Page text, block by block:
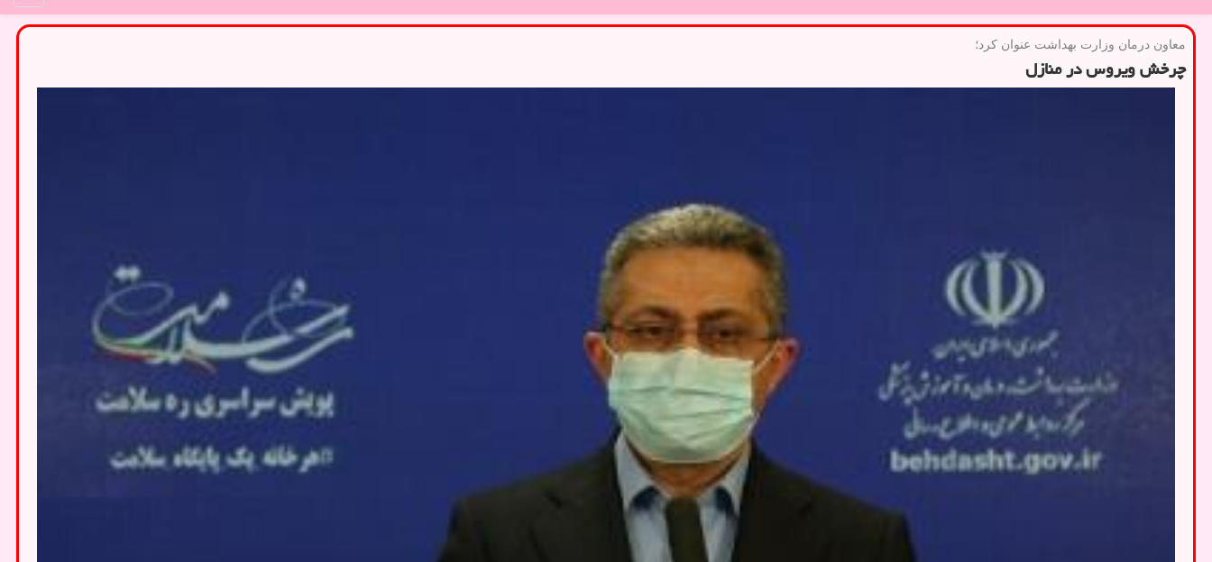
معاون درمان وزارت بهداشت عنوان كرد؛
چرخش ویروس در منازل